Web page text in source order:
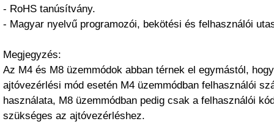
- RoHS tanúsítvány.
- Magyar nyelvű programozói, bekötési és felhasználói
Megjegyzés:
Az M4 és M8 üzemmódok abban térnek el egymástól,
ajtóvezérlési mód esetén M4 üzemmódban felhasználói
használata, M8 üzemmódban pedig csak a felhasználói
szükséges az ajtóvezérléshez.